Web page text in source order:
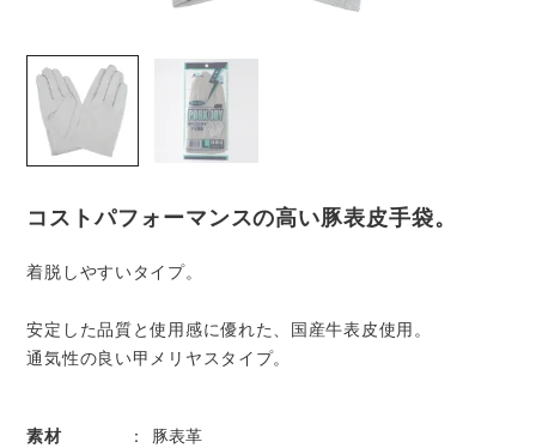
コストパフォーマンスの高い豚表皮手袋。
着脱しやすいタイプ。
安定した品質と使用感に優れた、国産牛表皮使用。
通気性の良い甲メリヤスタイプ。
素材 豚表革